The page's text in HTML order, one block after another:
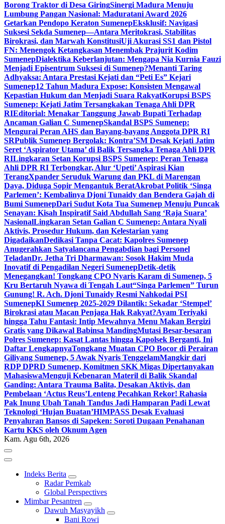
Borong Traktor di Desa GiringSinergi Madura Menuju
Lumbung Pangan Nasional: Maduratani Award 2026
Getarkan Pendopo Keraton SumenepEksklusif: Navigasi
Suksesi Sekda Sumenep—Antara Meritokrasi, Stabilitas
Birokrasi, dan Marwah KonstitusiUji Akurasi SS1 dan Pistol
FN: Menengok Ketangkasan Menembak Prajurit Kodim
SumenepDialektika Keberlanjutan: Mengapa Nia Kurnia Fauzi
Menjadi Episentrum Suksesi di Sumenep?Menanti Taring
Adhyaksa: Antara Prestasi Kejati dan “Peti Es” Kejari
Sumenep12 Tahun Madura Expose: Konsisten Mengawal
Kepastian Hukum dan Menjadi Suara RakyatKorupsi BSPS
Sumenep: Kejati Jatim Tersangkakan Tenaga Ahli DPR
RIEditorial: Menakar Tanggung Jawab Bupati Terhadap
Ancaman Galian C SumenepSkandal BSPS Sumenep:
Mengurai Peran AHS dan Bayang-bayang Anggota DPR RI
SRPublik Sumenep Bergolak: Kontra’SM Desak Kejati Jatim
Seret ‘Aspirator Utama’ di Balik Tersangka Tenaga Ahli DPR
RILingkaran Setan Korupsi BSPS Sumenep: Peran Tenaga
Ahli DPR RI Terbongkar, Alur ‘Upeti’ Aspirasi Kian
TerangXpander Seruduk Warung dan PKL di Marengan
Daya, Diduga Sopir Mengantuk BeratAkrobat Politik ‘Singa
Parlemen’: Kembalinya Djoni Tunaidy dan Bendera Gajah di
Bumi SumenepDari Sudut Kota Tua Sumenep Menuju Puncak
Senayan: Kisah Inspiratif Said Abdullah Sang ‘Raja Suara’
NasionalLingkaran Setan Galian C Sumenep: Antara Nyali
Aktivis, Prosedur Hukum, dan Kelestarian yang
DigadaikanDedikasi Tanpa Cacat: Kapolres Sumenep
Anugerahkan Satyalancana Pengabdian bagi Personel
TeladanDr. Jetha Tri Dharmawan: Sosok Hakim Muda
Inovatif di Pengadilan Negeri SumenepDetik-detik
Menegangkan! Tongkang CPO Nyaris Karam di Sumenep, 5
Kru Bertaruh Nyawa di Tengah Laut“Singa Parlemen” Turun
Gunung! R. Ach. Djoni Tunaidy Resmi Nahkodai PSI
SumenepKI Sumenep 2025-2029 Dilantik: Sekadar ‘Stempel’
Birokrasi atau Macan Penjaga Hak Rakyat?Ayam Teriyaki
hingga Tahu Fantasi: Intip Mewahnya Menu Makan Bergizi
Gratis yang Dikawal Babinsa MandingMutasi Besar-besaran
Polres Sumenep: Kasat Lantas hingga Kapolsek Berganti, Ini
Daftar LengkapnyaTongkang Muatan CPO Bocor di Perairan
Giliyang Sumenep, 5 Awak Nyaris TenggelamMangkir dari
RDP DPRD Sumenep, Komitmen SKK Migas Dipertanyakan
MahasiswaMenguji Kebenaran Materil di Balik Skandal
Ganding: Antara Trauma Balita, Desakan Aktivis, dan
Pembelaan ‘Actus Reus’Lenteng Pecahkan Rekor! Rahasia
Pak Inung Ubah Tanah Tandus Jadi Hamparan Padi Lewat
Teknologi ‘Hujan Buatan’HIMPASS Desak Evaluasi
Penyaluran Bansos di Sapeken: Soroti Dugaan Penahanan
Kartu KKS oleh Oknum Agen
Kam. Agu 6th, 2026
Indeks Berita
Radar Pemkab
Global Perspectives
Mimbar Pesantren
Dawuh Masyayikh
Bani Rowi